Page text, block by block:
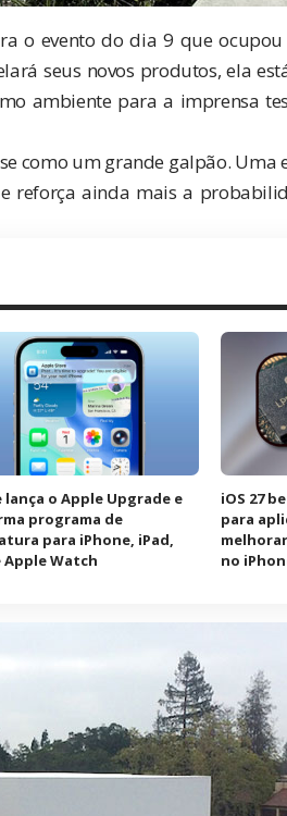
o evento do dia 9 que
seus novos produtos, ela
ambiente para a imprensa
como um grande galpão.
reforça ainda mais a
lança o Apple Upgrade e
programa de
para iPhone, iPad,
Apple Watch
iOS 27
para
no